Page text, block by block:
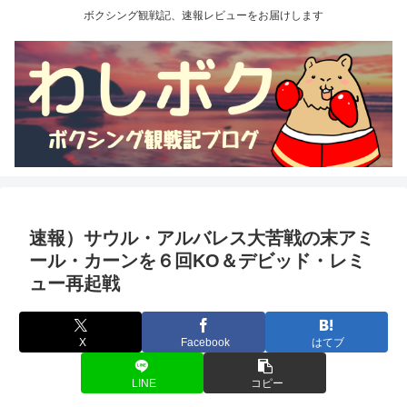
ボクシング観戦記、速報レビューをお届けします
速報）サウル・アルバレス大苦戦の末アミ
ール・カーンを６回KO＆デビッド・レミ
ュー再起戦
X Facebook はてブ
LINE コピー